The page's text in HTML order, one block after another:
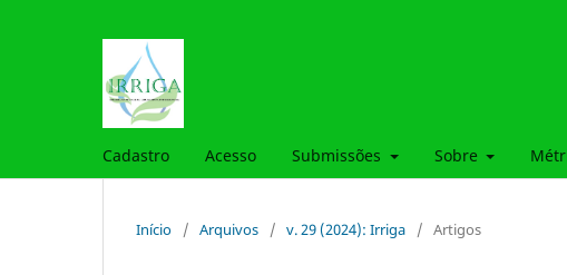
Cadastro Acesso Submissões Sobre
Início / Arquivos / v. 29 (2024): Irriga / Artigos